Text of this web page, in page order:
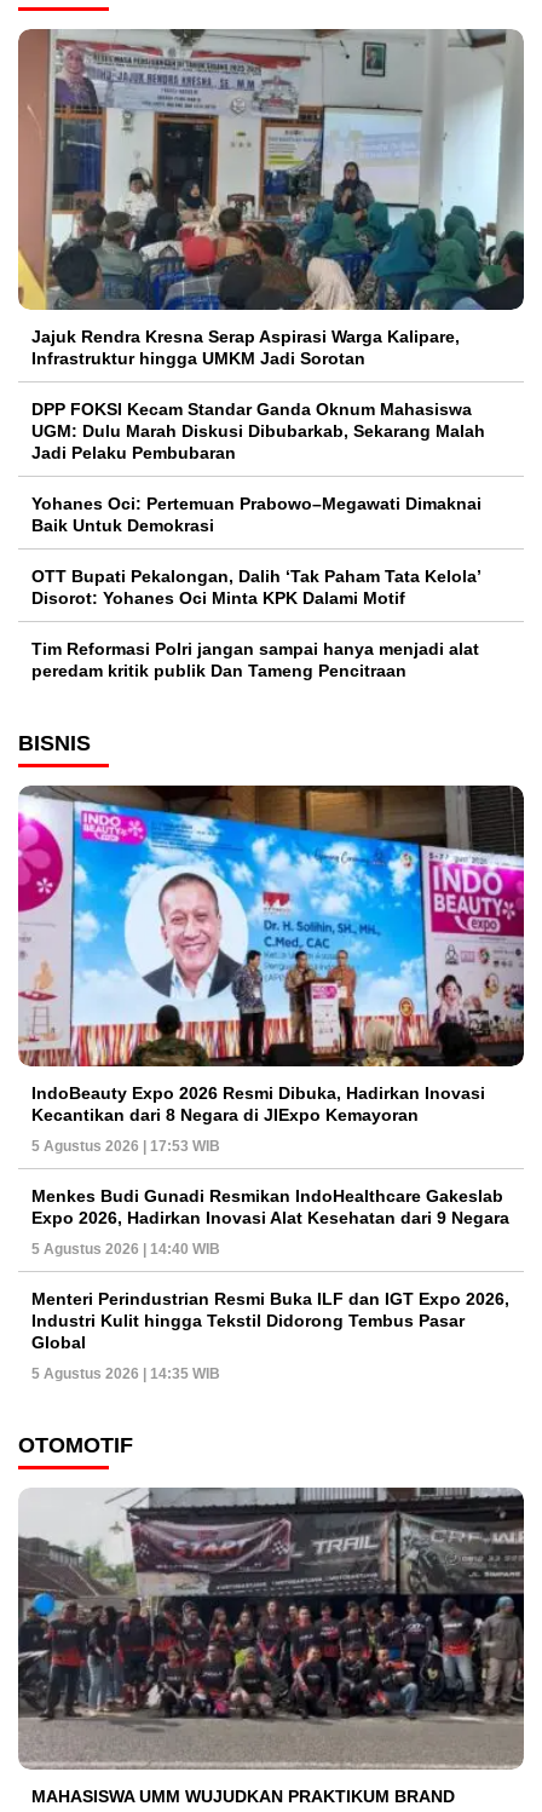
Jajuk Rendra Kresna Serap Aspirasi Warga Kalipare,
Infrastruktur hingga UMKM Jadi Sorotan
DPP FOKSI Kecam Standar Ganda Oknum Mahasiswa
UGM: Dulu Marah Diskusi Dibubarkab, Sekarang Malah
Jadi Pelaku Pembubaran
Yohanes Oci: Pertemuan Prabowo–Megawati Dimaknai
Baik Untuk Demokrasi
OTT Bupati Pekalongan, Dalih ‘Tak Paham Tata Kelola’
Disorot: Yohanes Oci Minta KPK Dalami Motif
Tim Reformasi Polri jangan sampai hanya menjadi alat
peredam kritik publik Dan Tameng Pencitraan
BISNIS
IndoBeauty Expo 2026 Resmi Dibuka, Hadirkan Inovasi
Kecantikan dari 8 Negara di JIExpo Kemayoran
5 Agustus 2026 | 17:53 WIB
Menkes Budi Gunadi Resmikan IndoHealthcare Gakeslab
Expo 2026, Hadirkan Inovasi Alat Kesehatan dari 9 Negara
5 Agustus 2026 | 14:40 WIB
Menteri Perindustrian Resmi Buka ILF dan IGT Expo 2026,
Industri Kulit hingga Tekstil Didorong Tembus Pasar
Global
5 Agustus 2026 | 14:35 WIB
OTOMOTIF
MAHASISWA UMM WUJUDKAN PRAKTIKUM BRAND